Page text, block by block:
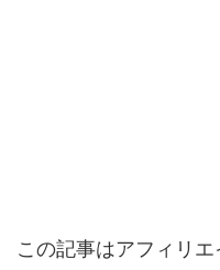
この記事はアフィリエ